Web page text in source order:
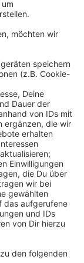
In vier
Außerdem
darunter
große
Das soll die
die LEG so
sanieren